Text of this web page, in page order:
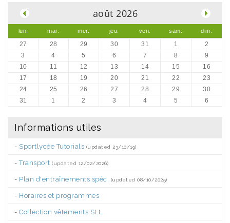
août 2026
lun. mar. mer. jeu. ven. sam. dim.
27 28 29 30 31 1
2
3
4 5 6 7 8
9
10
11 12 13 14 15
16
17
18 19 20 21 22
23
24
25 26 27 28 29
30
31
1 2 3 4 5 6
Informations utiles
- Sportlycée Tutorials (updated 23/10/19)
-Transport (updated 12/02/2026)
- Plan d'entraînements spéc. (updated 08/10/2025)
- Horaires et programmes
- Collection vêtements SLL